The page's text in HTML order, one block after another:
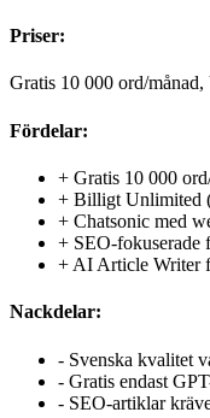
Priser:
Gratis 10 000 ord/
Fördelar:
+ Gratis 10 000
+ Billigt Unlimited
+ Chatsonic med
+ SEO-fokuserade
+ AI Article Writer
Nackdelar:
- Svenska kvalitet
- Gratis endast
- SEO-artiklar